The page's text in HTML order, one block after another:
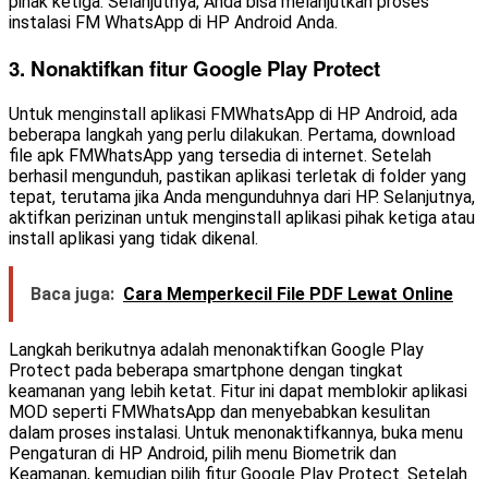
instalasi FM WhatsApp di HP Android Anda.
3. Nonaktifkan fitur Google Play Protect
Untuk menginstall aplikasi FMWhatsApp di HP Android, ada
beberapa langkah yang perlu dilakukan. Pertama, download
file apk FMWhatsApp yang tersedia di internet. Setelah
berhasil mengunduh, pastikan aplikasi terletak di folder yang
tepat, terutama jika Anda mengunduhnya dari HP. Selanjutnya,
aktifkan perizinan untuk menginstall aplikasi pihak ketiga atau
install aplikasi yang tidak dikenal.
Baca juga: Cara Memperkecil File PDF Lewat Online
Langkah berikutnya adalah menonaktifkan Google Play
Protect pada beberapa smartphone dengan tingkat
keamanan yang lebih ketat. Fitur ini dapat memblokir aplikasi
MOD seperti FMWhatsApp dan menyebabkan kesulitan
dalam proses instalasi. Untuk menonaktifkannya, buka menu
Pengaturan di HP Android, pilih menu Biometrik dan
Keamanan, kemudian pilih fitur Google Play Protect. Setelah